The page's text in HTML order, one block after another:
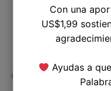
¿Por qué se
Con una
US$1,99
Ayudas a